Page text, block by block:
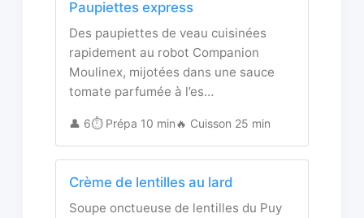
Paupiettes express
Des paupiettes de veau cuisinées
rapidement au robot Companion
Moulinex, mijotées dans une sauce
tomate parfumée à l’es…
👤 6⏱️ Prépa 10 min🔥 Cuisson 25 min
Crème de lentilles au lard
Soupe onctueuse de lentilles du Puy